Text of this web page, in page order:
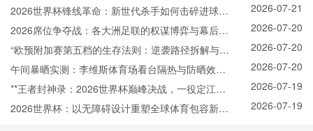
2026世界杯锋线革命：新世代杀手如何击碎进球纪
录
2026-07-21
2026席位争夺战：各大洲足联的权谋博弈与幕后票
决
2026-07-20
“欧预附加赛第五档的生存法则：逆袭路径拆解与晋
级概率模型”
2026-07-20
午间暴晒实测：李维斯体育场看台隔热与防晒效能
全解析
2026-07-20
**王者封神录：2026世界杯巅峰决战，一役定江山
**
2026-07-19
2026世界杯：以无障碍设计重塑全球体育包容新标
2026-07-19